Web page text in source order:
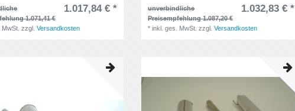
1.071,41 €
1.017,84 € *
zzgl.Versandkosten
unverbindliche
Preisempfehlung 1.087,20 €
1.032,83 € *
*inkl. ges. MwSt. zzgl.Versandkosten